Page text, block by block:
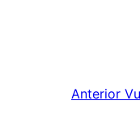
Anterior